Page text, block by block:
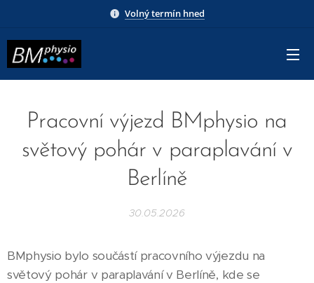
Volný termín hned
Pracovní výjezd BMphysio na
světový pohár v paraplavání v
Berlíně
30.05.2026
BMphysio bylo součástí pracovního výjezdu na
světový pohár v paraplavání v Berlíně, kde se